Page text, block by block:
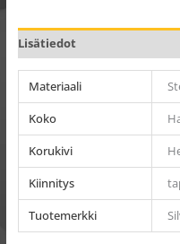
Lisätiedot
Materiaali
Koko
Korukivi
Kiinnitys
Tuotemerkki